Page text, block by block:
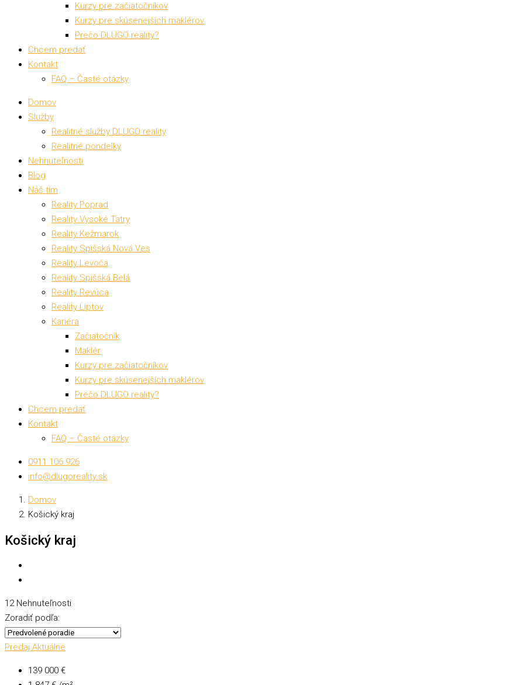
Kurzy pre začiatočníkov
Kurzy pre skúsenejších maklérov
Prečo DLUGO reality?
Chcem predať
Kontakt
FAQ – Časté otázky
Domov
Služby
Realitné služby DLUGO reality
Realitné pondelky
Nehnuteľnosti
Blog
Náš tím
Reality Poprad
Reality Vysoké Tatry
Reality Kežmarok
Reality Spišská Nová Ves
Reality Levoča
Reality Spišská Belá
Reality Revúca
Reality Liptov
Kariéra
Začiatočník
Maklér
Kurzy pre začiatočníkov
Kurzy pre skúsenejších maklérov
Prečo DLUGO reality?
Chcem predať
Kontakt
FAQ – Časté otázky
0911 106 926
info@dlugoreality.sk
Domov
Košický kraj
Košický kraj
12 Nehnuteľnosti
Zoradiť podľa:
Predaj Aktuálne
139 000 €